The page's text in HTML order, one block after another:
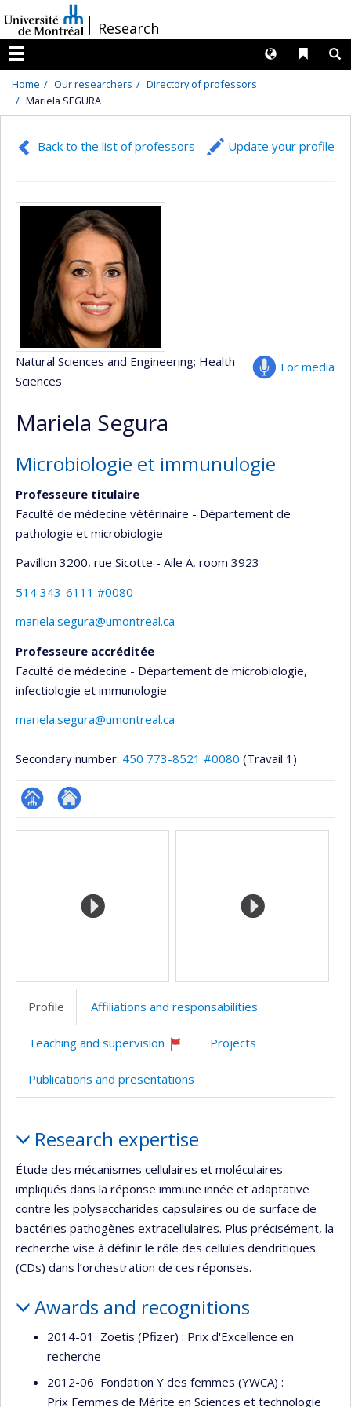
au
contenu
/Research
Menu
Liens
Langues
Home Our researchers
Directory of professors
Mariela SEGURA
Back to the list of professors Update your profile
For media
Natural Sciences and Engineering; Health
Sciences
Mariela Segura
Microbiologie et immunulogie
Professeure titulaire
Faculté de médecine vétérinaire - Département de
pathologie et microbiologie
Pavillon 3200, rue Sicotte - Aile A, room 3923
514 343-6111 #0080
mariela.segura@umontreal.ca
Professeure accréditée
Faculté de médecine - Département de microbiologie,
infectiologie et immunologie
mariela.segura@umontreal.ca
Secondary number: 450 773-8521 #0080 (Travail 1)
Page Site
recherche
Media
Profile Affiliations and responsabilities
Teaching and supervision
recruiting
Projects
Publications and presentations
Research expertise
Étude des mécanismes cellulaires et moléculaires
impliqués dans la réponse immune innée et adaptative
contre les polysaccharides capsulaires ou de surface de
bactéries pathogènes extracellulaires. Plus précisément, la
recherche vise à définir le rôle des cellules dendritiques
(CDs) dans l’orchestration de ces réponses.
Awards and recognitions
2014-01 Zoetis (Pfizer) : Prix d'Excellence en
recherche
2012-06 Fondation Y des femmes (YWCA) :
Prix Femmes de Mérite en Sciences et technologie